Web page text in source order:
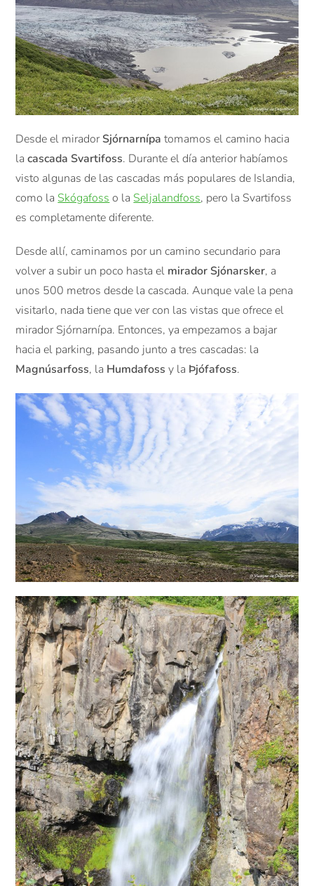
Desde el miradorSjórnarnípa tomamos el camino hacia
lacascada Svartifoss. Durante el día anterior habíamos
visto algunas de las cascadas más populares de Islandia,
como la Skógafoss o la Seljalandfoss, pero la Svartifoss
es completamente diferente.
Desde allí, caminamos por un camino secundario para
volver a subir un poco hasta el mirador Sjónarsker, a
unos 500 metros desde la cascada. Aunque vale la pena
visitarlo, nada tiene que ver con las vistas que ofrece el
mirador Sjórnarnípa. Entonces, ya empezamos a bajar
hacia el parking, pasando junto a tres cascadas: la
Magnúsarfoss, la Humdafoss y la Þjófafoss.